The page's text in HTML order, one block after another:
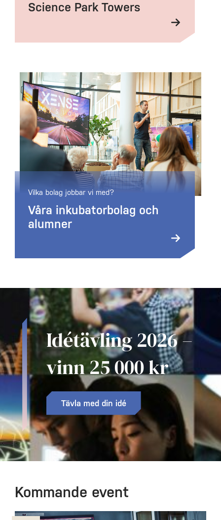
Science Park Towers
Vilka bolag jobbar vi med?
Våra inkubatorbolag och
alumner
Idétävling 2026 –
vinn 25 000 kr
Tävla med din idé
Kommande event